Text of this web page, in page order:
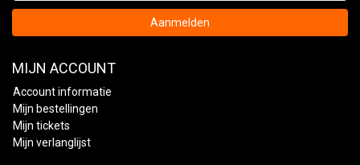
Aanmelden
MIJN ACCOUNT
Account informatie
Mijn bestellingen
Mijn tickets
Mijn verlanglijst